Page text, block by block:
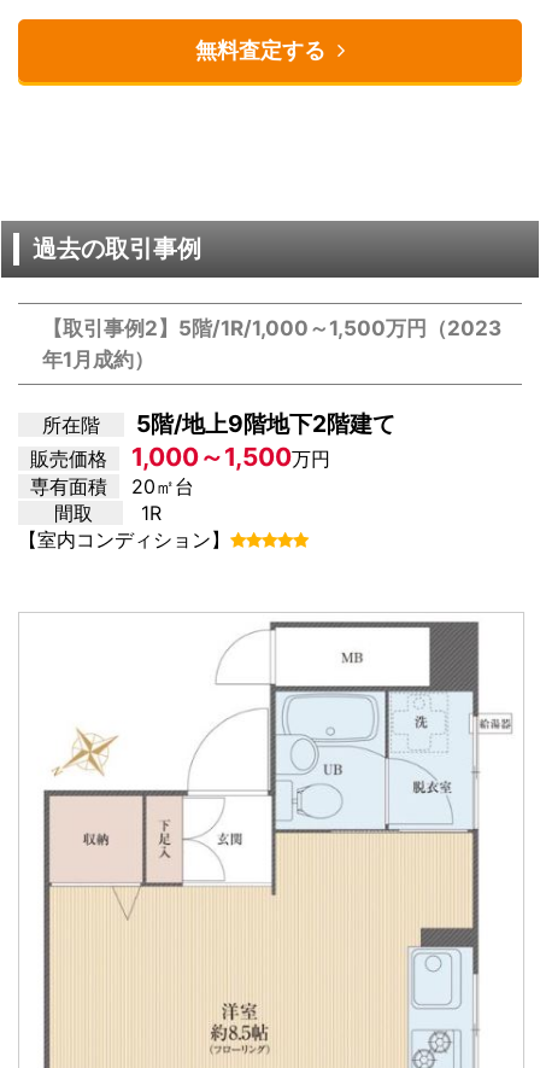
無料査定する
過去の取引事例
【取引事例2】5階/1R/1,000～1,500万円（2023
年1月成約）
所在階 5階/地上9階地下2階建て
販売価格 1,000～1,500万円
専有面積
20㎡台
間取
1R
【室内コンディション】